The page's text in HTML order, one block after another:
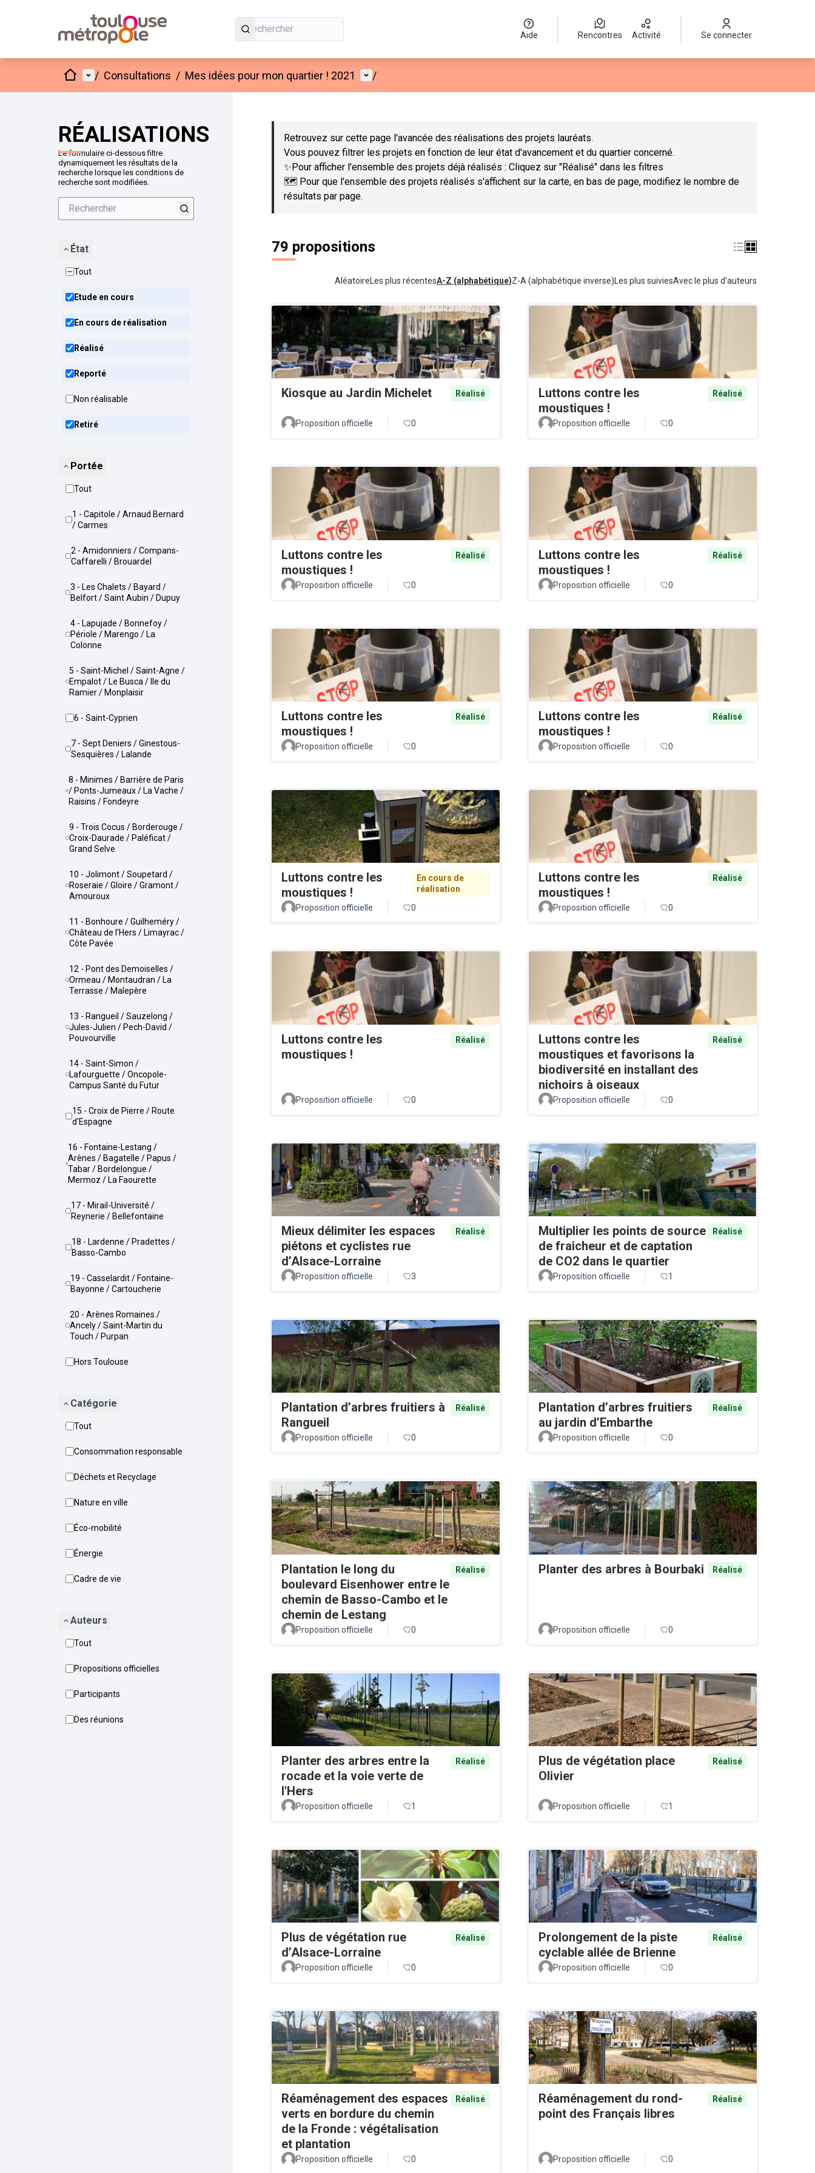
Aide Rencontres Activité Se connecter
AccueilMenu principal
/ Consultations / Mes idées pour mon quartier ! 2021 Menu utilisateur
/
RÉALISATIONS
Le formulaire ci-dessous filtre
dynamiquement les résultats de la
recherche lorsque les conditions de
recherche sont modifiées.
État
Tout
Etude en cours
En cours de réalisation
Réalisé
Reporté
Non réalisable
Retiré
Portée
Tout
1 - Capitole / Arnaud Bernard
/ Carmes
2 - Amidonniers / Compans-
Caffarelli / Brouardel
3 - Les Chalets / Bayard /
Belfort / Saint Aubin / Dupuy
4 - Lapujade / Bonnefoy /
Périole / Marengo / La
Colonne
5 - Saint-Michel / Saint-Agne /
Empalot / Le Busca / Ile du
Ramier / Monplaisir
6 - Saint-Cyprien
7 - Sept Deniers / Ginestous-
Sesquières / Lalande
8 - Minimes / Barrière de Paris
/ Ponts-Jumeaux / La Vache /
Raisins / Fondeyre
9 - Trois Cocus / Borderouge /
Croix-Daurade / Paléficat /
Grand Selve
10 - Jolimont / Soupetard /
Roseraie / Gloire / Gramont /
Amouroux
11 - Bonhoure / Guilheméry /
Château de l'Hers / Limayrac /
Côte Pavée
12 - Pont des Demoiselles /
Ormeau / Montaudran / La
Terrasse / Malepère
13 - Rangueil / Sauzelong /
Jules-Julien / Pech-David /
Pouvourville
14 - Saint-Simon /
Lafourguette / Oncopole-
Campus Santé du Futur
15 - Croix de Pierre / Route
d'Espagne
16 - Fontaine-Lestang /
Arènes / Bagatelle / Papus /
Tabar / Bordelongue /
Mermoz / La Faourette
17 - Mirail-Université /
Reynerie / Bellefontaine
18 - Lardenne / Pradettes /
Basso-Cambo
19 - Casselardit / Fontaine-
Bayonne / Cartoucherie
20 - Arènes Romaines /
Ancely / Saint-Martin du
Touch / Purpan
Hors Toulouse
Catégorie
Tout
Consommation responsable
Déchets et Recyclage
Nature en ville
Éco-mobilité
Énergie
Cadre de vie
Auteurs
Tout
Propositions officielles
Participants
Des réunions
Passer la carte
Retrouvez sur cette page l'avancée des réalisations des projets lauréats.
Vous pouvez filtrer les projets en fonction de leur état d'avancement et du quartier concerné.
✨Pour afficher l'ensemble des projets déjà réalisés : Cliquez sur "Réalisé" dans les filtres
🗺️ Pour que l'ensemble des projets réalisés s'affichent sur la carte, en bas de page, modifiez le nombre de
résultats par page.
79 propositions
Aléatoire Les plus récentesA-Z (alphabétique)Z-A (alphabétique inverse) Les plus suiviesAvec le plus d'auteurs
Kiosque au Jardin Michelet Réalisé
Proposition officielle 0
Luttons contre les
moustiques !
Réalisé
Proposition officielle 0
Luttons contre les
moustiques !
Réalisé
Proposition officielle 0
Luttons contre les
moustiques !
Réalisé
Proposition officielle 0
Luttons contre les
moustiques !
Réalisé
Proposition officielle 0
Luttons contre les
moustiques !
Réalisé
Proposition officielle 0
Luttons contre les
moustiques !
En cours de
réalisation
Proposition officielle
0
Luttons contre les
moustiques !
Réalisé
Proposition officielle 0
Luttons contre les
moustiques !
Réalisé
Proposition officielle 0
Luttons contre les
moustiques et favorisons la
biodiversité en installant des
nichoirs à oiseaux
Réalisé
Proposition officielle 0
Mieux délimiter les espaces
piétons et cyclistes rue
d’Alsace-Lorraine
Réalisé
Proposition officielle 3
Multiplier les points de source
de fraicheur et de captation
de CO2 dans le quartier
Réalisé
Proposition officielle 1
Plantation d’arbres fruitiers à
Rangueil
Réalisé
Proposition officielle 0
Plantation d’arbres fruitiers
au jardin d’Embarthe
Réalisé
Proposition officielle 0
Plantation le long du
boulevard Eisenhower entre le
chemin de Basso-Cambo et le
chemin de Lestang
Réalisé
Proposition officielle 0
Planter des arbres à Bourbaki Réalisé
Proposition officielle 0
Planter des arbres entre la
rocade et la voie verte de
l'Hers
Réalisé
Proposition officielle 1
Plus de végétation place
Olivier
Réalisé
Proposition officielle 1
Plus de végétation rue
d’Alsace-Lorraine
Réalisé
Proposition officielle 0
Prolongement de la piste
cyclable allée de Brienne
Réalisé
Proposition officielle 0
Réaménagement des espaces
verts en bordure du chemin
de la Fronde : végétalisation
et plantation
Réalisé
Proposition officielle 0
Réaménagement du rond-
point des Français libres
Réalisé
Proposition officielle 0